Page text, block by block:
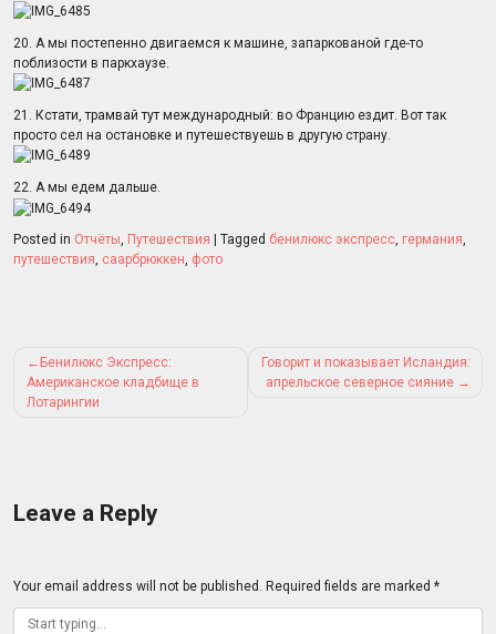
20. А мы постепенно двигаемся к машине, запаркованой где-то
поблизости в паркхаузе.
21. Кстати, трамвай тут международный: во Францию ездит. Вот так
просто сел на остановке и путешествуешь в другую страну.
22. А мы едем дальше.
Posted in Отчёты, Путешествия | Tagged бенилюкс экспресс, германия,
путешествия, саарбрюккен, фото
Post
navigation
Бенилюкс Экспресс:
Американское кладбище в
Лотарингии
Говорит и показывает Исландия:
апрельское северное сияние
Leave a Reply
Your email address will not be published. Required fields are marked *